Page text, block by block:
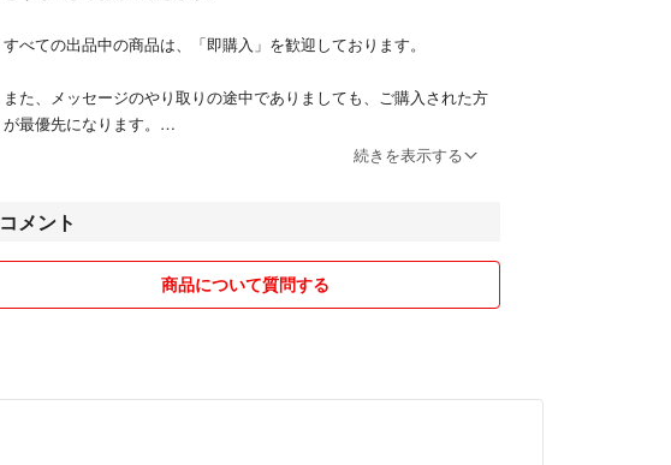
すべての出品中の商品は、「即購入」を歓迎しております。
また、メッセージのやり取りの途中でありましても、ご購入された方
が最優先になります。
お取り置き、専用等には対応しておりませんので、ご了承ください。
はご遠慮いただくようお願い致します。
梱包は、水濡れ対策をし、丁寧に発送致します。
続きを表示する
コメント
商品について質問する